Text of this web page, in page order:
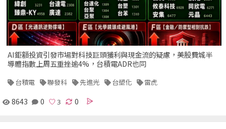
AI鉅額投資引發市場對科技巨頭獲利與現金流的疑慮，美股費城半
導體指數上周五重挫逾4%，台積電ADR也同
台積電 聯發科 先進光 台塑化 雷虎
8643 0 0